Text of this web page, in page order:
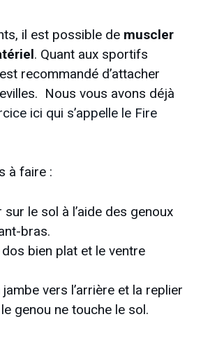
il est possible de muscler
. Quant aux sportifs
recommandé d’attacher
Nous vous avons déjà
ici qui s’appelle le Fire
à faire :
sur le sol à l’aide des genoux
bras.
bien plat et le ventre
vers l’arrière et la replier
genou ne touche le sol.